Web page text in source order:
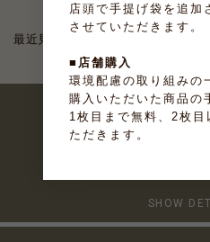
最近見た商品がありません。
SHOW
店頭で手提げ袋を追加
させていただきます。
■店舗購入
環境配慮の取り組みの
購入いただいた商品の
1枚目まで無料、2枚
ただきます。